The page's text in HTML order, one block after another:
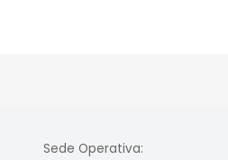
Sede Operativa: